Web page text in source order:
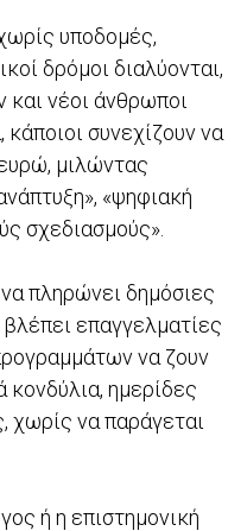
υποδομές,
δρόμοι διαλύονται,
και νέοι άνθρωποι
συνεχίζουν να
μιλώντας
«ψηφιακή
σχεδιασμούς».
πληρώνει δημόσιες
επαγγελματίες
να ζουν
ημερίδες
χωρίς να παράγεται
ή η επιστημονική